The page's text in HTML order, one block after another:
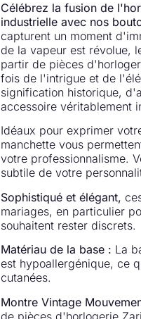
Célébrez la fusion de
industrielle avec nos
capturent un moment
de la vapeur est révolue,
partir de pièces
fois de l'intrigue et de
signification historique,
accessoire véritablement
Idéaux pour exprimer
manchette vous
votre professionnalisme.
subtile de votre
Sophistiqué et élégant,
mariages, en particulier
souhaitent rester discrets.
Matériau de la base : La
est hypoallergénique, ce
cutanées.
Montre Vintage
de pièces d'horlogerie